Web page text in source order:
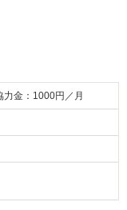
金：1000円／月